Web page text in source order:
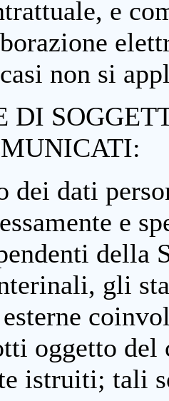
e
non si
DI
dei dati
e
della
gli
oggetto
istruiti; tali